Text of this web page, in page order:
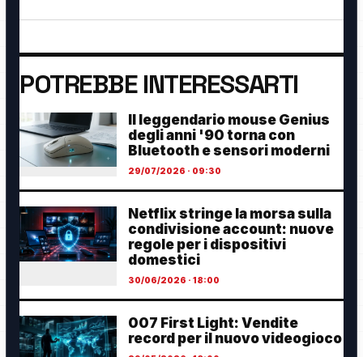
POTREBBE INTERESSARTI
Il leggendario mouse Genius
degli anni '90 torna con
Bluetooth e sensori moderni
29/07/2026 · 09:30
Netflix stringe la morsa sulla
condivisione account: nuove
regole per i dispositivi
domestici
30/06/2026 · 18:00
007 First Light: Vendite
record per il nuovo videogioco